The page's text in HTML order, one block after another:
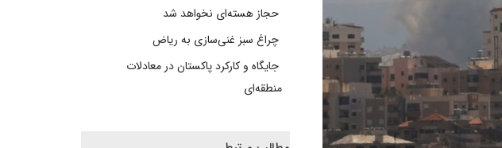
حجاز هسته‌ای نخواهد شد
چراغ سبز غنی‌سازی به ریاض
جایگاه و کارکرد پاکستان در معادلات
منطقه‌ای